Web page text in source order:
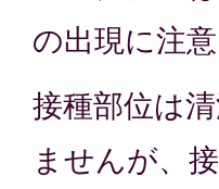
の出現に注
接種部位は
ませんが、